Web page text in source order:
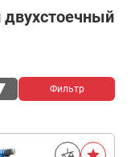
Фильтр